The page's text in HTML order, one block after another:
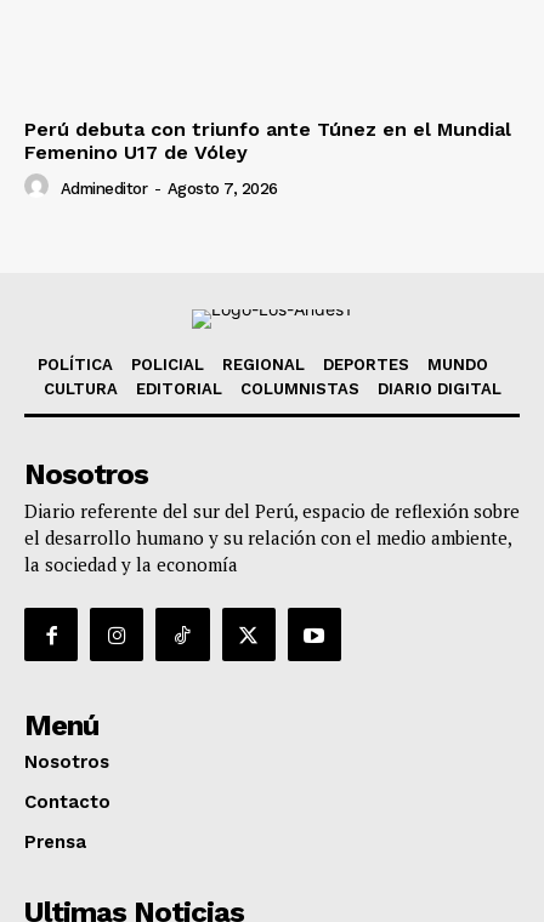
Perú debuta con triunfo ante Túnez en el Mundial
Femenino U17 de Vóley
Admineditor - Agosto 7, 2026
POLÍTICA POLICIAL REGIONAL DEPORTES
MUNDO
CULTURA
EDITORIAL COLUMNISTAS DIARIO DIGITAL
Nosotros
Diario referente del sur del Perú, espacio de reflexión sobre
el desarrollo humano y su relación con el medio ambiente,
la sociedad y la economía
Menú
Nosotros
Contacto
Prensa
Ultimas Noticias